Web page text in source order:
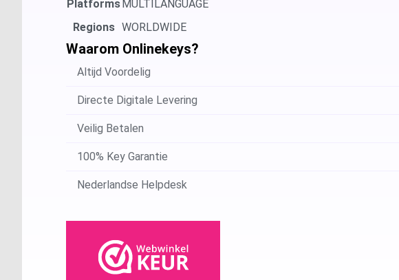
PlatformsMULTILANGUAGE
Regions WORLDWIDE
Waarom Onlinekeys?
Altijd Voordelig
Directe Digitale Levering
Veilig Betalen
100% Key Garantie
Nederlandse Helpdesk